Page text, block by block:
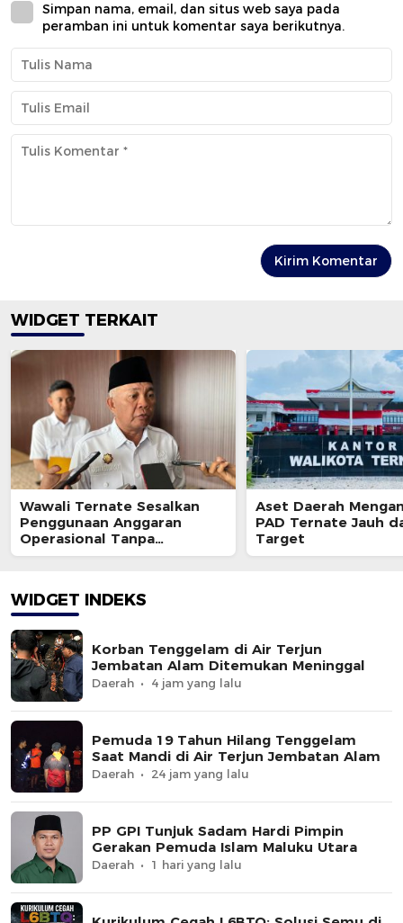
Simpan nama, email, dan situs web saya pada
peramban ini untuk komentar saya berikutnya.
WIDGET TERKAIT
Wawali Ternate Sesalkan
Penggunaan Anggaran
Operasional Tanpa
Sepengetahuannya
Aset Daerah
PAD Ternate Jauh
Target
WIDGET INDEKS
Korban Tenggelam di Air Terjun
Jembatan Alam Ditemukan Meninggal
Daerah 4 jam yang lalu
Pemuda 19 Tahun Hilang Tenggelam
Saat Mandi di Air Terjun Jembatan Alam
Daerah 24 jam yang lalu
PP GPI Tunjuk Sadam Hardi Pimpin
Gerakan Pemuda Islam Maluku Utara
Daerah 1 hari yang lalu